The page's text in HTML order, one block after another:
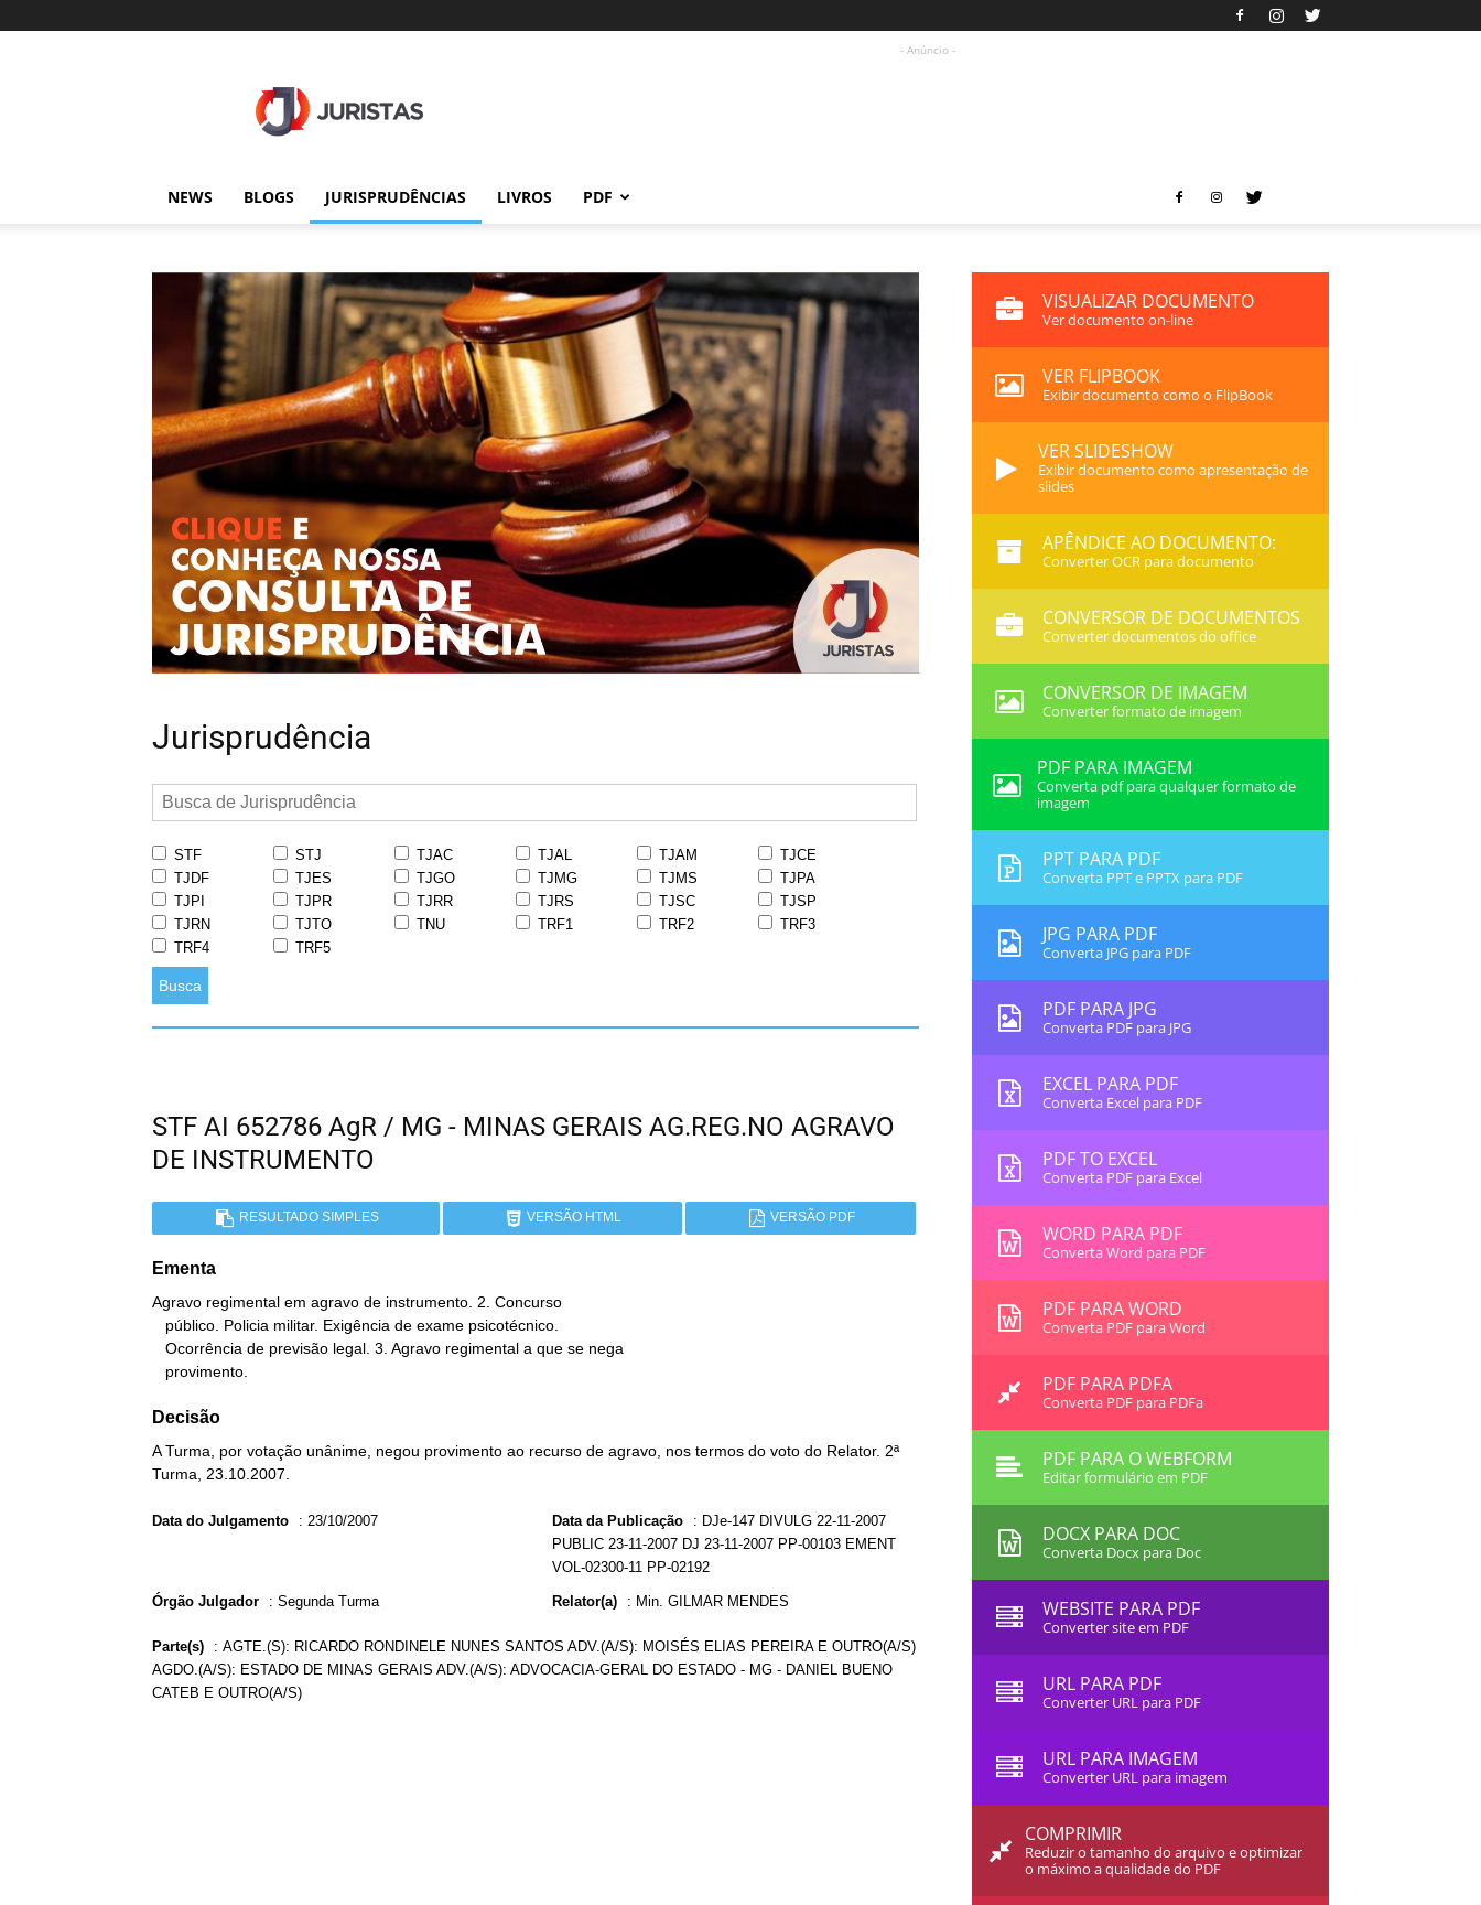
- Anúncio -
NEWS BLOGS JURISPRUDÊNCIAS LIVROS PDF
Jurisprudência
STF STJ TJAC TJAL TJAM
TJCE
TJDF
TJES TJGO TJMG TJMS
TJPA
TJPI
TJPR TJRR TJRS TJSC
TJSP
TJRN
TJTO TNU TRF1 TRF2
TRF3
TRF4
TRF5
Busca
STF AI 652786 AgR / MG - MINAS GERAIS AG.REG.NO AGRAVO
DE INSTRUMENTO
RESULTADO SIMPLES VERSÃO HTML VERSÃO PDF
Ementa
Agravo regimental em agravo de instrumento. 2. Concurso
   provimento.
Decisão
A Turma, por votação unânime, negou provimento ao recurso de agravo, nos termos do voto do Relator. 2ª
Turma, 23.10.2007.
Data do Julgamento : 23/10/2007 Data da Publicação : DJe-147 DIVULG 22-11-2007
PUBLIC 23-11-2007 DJ 23-11-2007 PP-00103 EMENT
VOL-02300-11 PP-02192
Órgão Julgador : Segunda Turma Relator(a) : Min. GILMAR MENDES
Parte(s) : AGTE.(S): RICARDO RONDINELE NUNES SANTOS ADV.(A/S): MOISÉS ELIAS PEREIRA E OUTRO(A/S)
AGDO.(A/S): ESTADO DE MINAS GERAIS ADV.(A/S): ADVOCACIA-GERAL DO ESTADO - MG - DANIEL BUENO
CATEB E OUTRO(A/S)
VISUALIZAR DOCUMENTO
Ver documento on-line
VER FLIPBOOK
Exibir documento como o FlipBook
VER SLIDESHOW
Exibir documento como apresentação de
slides
APÊNDICE AO DOCUMENTO:
Converter OCR para documento
CONVERSOR DE DOCUMENTOS
Converter documentos do office
CONVERSOR DE IMAGEM
Converter formato de imagem
PDF PARA IMAGEM
Converta pdf para qualquer formato de
imagem
PPT PARA PDF
Converta PPT e PPTX para PDF
JPG PARA PDF
Converta JPG para PDF
PDF PARA JPG
Converta PDF para JPG
EXCEL PARA PDF
Converta Excel para PDF
PDF TO EXCEL
Converta PDF para Excel
WORD PARA PDF
Converta Word para PDF
PDF PARA WORD
Converta PDF para Word
PDF PARA PDFA
Converta PDF para PDFa
PDF PARA O WEBFORM
Editar formulário em PDF
DOCX PARA DOC
Converta Docx para Doc
WEBSITE PARA PDF
Converter site em PDF
URL PARA PDF
Converter URL para PDF
URL PARA IMAGEM
Converter URL para imagem
COMPRIMIR
Reduzir o tamanho do arquivo e optimizar
o máximo a qualidade do PDF